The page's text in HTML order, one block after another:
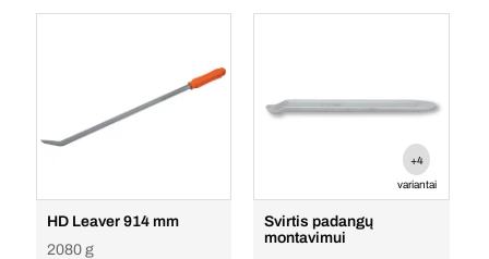
HD Leaver 914 mm
2080 g
+4
variantai
Svirtis padangų
montavimui